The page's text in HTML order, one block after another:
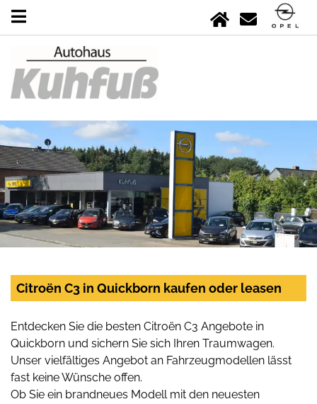
Citroën C3 in Quickborn kaufen oder leasen
Entdecken Sie die besten Citroën C3 Angebote in
Quickborn und sichern Sie sich Ihren Traumwagen.
Unser vielfältiges Angebot an Fahrzeugmodellen lässt
fast keine Wünsche offen.
Ob Sie ein brandneues Modell mit den neuesten